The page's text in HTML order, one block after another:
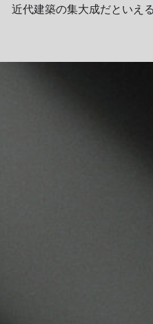
近代建築の集大成だといえ